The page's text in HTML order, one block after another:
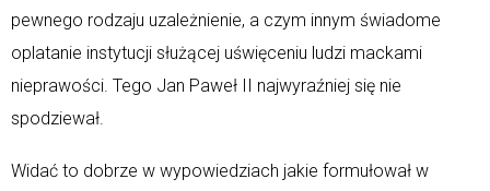
pewnego rodzaju uzależnienie, a czym innym świadome
oplatanie instytucji służącej uświęceniu ludzi mackami
nieprawości. Tego Jan Paweł II najwyraźniej się nie
spodziewał.
Widać to dobrze w wypowiedziach jakie formułował w